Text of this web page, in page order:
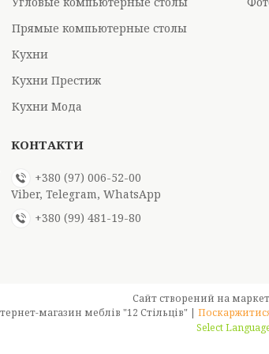
Прямые компьютерные столы
Кухни
Кухни Престиж
Кухни Мода
+380 (97) 006-52-00
Viber, Telegram, WhatsApp
+380 (99) 481-19-80
Сайт створений на
Інтернет-магазин меблів "12 Стільців" |
Select